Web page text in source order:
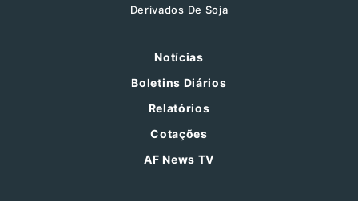
Derivados De Soja
Notícias
Boletins Diários
Relatórios
Cotações
AF News TV